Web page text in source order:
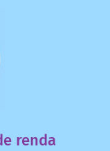
renda